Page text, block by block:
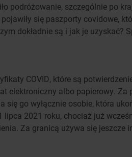
podróżowanie, szczególnie po
się paszporty covidowe,
dokładnie są i jak je uzyskać?
COVID, które są
elektroniczny albo papierowy. Za
go wyłącznie osobie, która
2021 roku, chociaż już
Za granicą używa się jeszcze